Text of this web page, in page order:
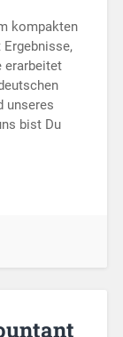
kompakten
erarbeitet
unseres
bist Du